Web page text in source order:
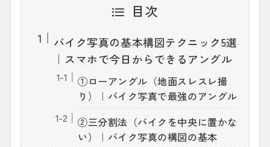
目次
バイク写真の基本構図テクニック5選
｜スマホで今日からできるアングル
①ローアングル（地面スレスレ撮
り）｜バイク写真で最強のアングル
②三分割法（バイクを中央に置かな
い）｜バイク写真の構図の基本